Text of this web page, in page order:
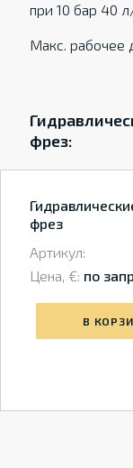
при 10 бар 40
Макс. рабочее
фрез:
фрез
Артикул:
Цена, €: по
В